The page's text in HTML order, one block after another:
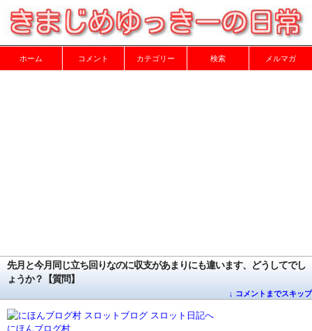
ホーム コメント カテゴリー 検索 メルマガ
先月と今月同じ立ち回りなのに収支があまりにも違います、どうしてでし
ょうか？【質問】
↓ コメントまでスキップ
にほんブログ村